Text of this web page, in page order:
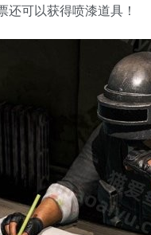
可以获得喷漆道具！